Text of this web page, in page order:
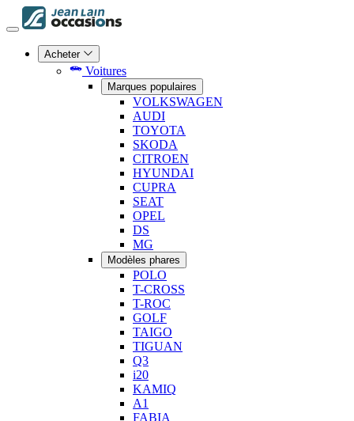
Acheter
Voitures
Marques populaires
VOLKSWAGEN
AUDI
TOYOTA
SKODA
CITROEN
HYUNDAI
CUPRA
SEAT
OPEL
DS
MG
Modèles phares
POLO
T-CROSS
T-ROC
GOLF
TAIGO
TIGUAN
Q3
i20
KAMIQ
A1
FABIA